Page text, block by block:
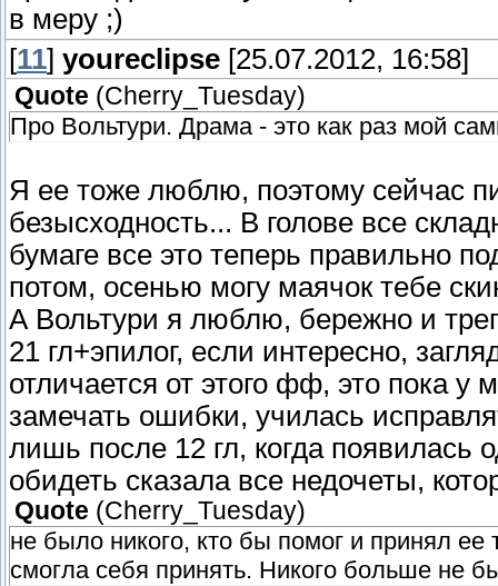
в меру ;)
[11] youreclipse [25.07.2012, 16:58]
Quote (Cherry_Tuesday)
Про Вольтури. Драма - это как раз мой
Я ее тоже люблю, поэтому сейчас
безысходность... В голове все
бумаге все это теперь правильно
потом, осенью могу маячок тебе
А Вольтури я люблю, бережно и
21 гл+эпилог, если интересно,
отличается от этого фф, это пока
замечать ошибки, училась
лишь после 12 гл, когда появилась
обидеть сказала все недочеты,
Quote (Cherry_Tuesday)
не было никого, кто бы помог и принял ее
смогла себя принять. Никого больше не